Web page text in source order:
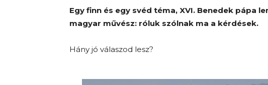
Egy finn és egy svéd téma, XVI. Benedek pápa
magyar művész: róluk szólnak ma a kérdések.
Hány jó válaszod lesz?